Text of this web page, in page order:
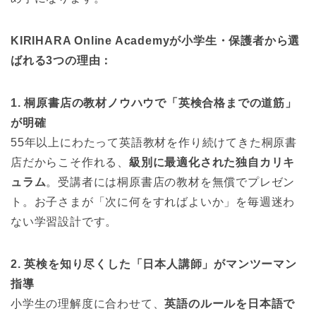
KIRIHARA Online Academyが小学生・保護者から選
ばれる3つの理由：
1. 桐原書店の教材ノウハウで「英検合格までの道筋」
が明確
55年以上にわたって英語教材を作り続けてきた桐原書
店だからこそ作れる、 級別に最適化された独自カリキ
ュラム。受講者には桐原書店の教材を無償でプレゼン
ト。お子さまが「次に何をすればよいか」を毎週迷わ
ない学習設計です。
2. 英検を知り尽くした「日本人講師」がマンツーマン
指導
小学生の理解度に合わせて、英語のルールを日本語で